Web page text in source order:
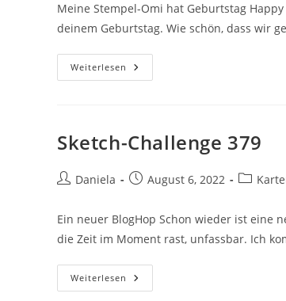
Meine Stempel-Omi hat Geburtstag
deinem Geburtstag. Wie schön, dass wir
Weiterlesen
Sketch-Challenge 379
Daniela August 6, 2022
Ein neuer BlogHop Schon wieder ist eine
die Zeit im Moment rast, unfassbar. Ich
Weiterlesen